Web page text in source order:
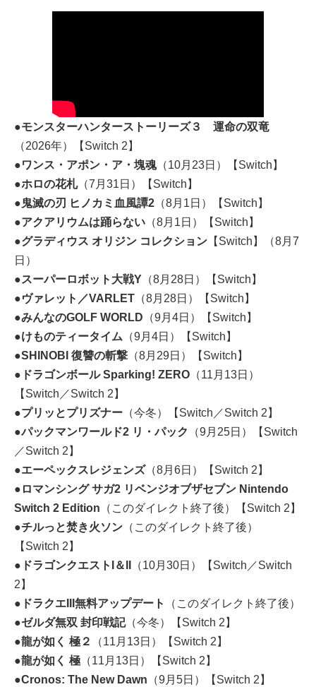
●モンスターハンターストーリーズ３ 運命の双竜
（2026年）【Switch 2】
●ワンス・アポン・ア・塊魂（10月23日）【Switch】
●ホロの花札（7月31日）【Switch】
●鬼滅の刃 ヒノカミ血風譚2 （8月1日）【Switch】
●アクアリウムは踊らない （8月1日）【Switch】
●グラディウス オリジン コレクション 【Switch】（8月7
日）
●スーパーロボット大戦Y （8月28日）【Switch】
●ヴァレット／VARLET （8月28日）【Switch】
●みんなのGOLF WORLD （9月4日）【Switch】
●けものティータイム （9月4日）【Switch】
●SHINOBI 復讐の斬撃 （8月29日）【Switch】
●ドラゴンボール Sparking! ZERO （11月13日）
【Switch／Switch 2】
●プリッとプリズナー （今冬）【Switch／Switch 2】
●パックマンワールド2 リ・パック
（9月25日）【Switch
／Switch 2】
●エーペックスレジェンズ（8月6日）【Switch 2】
●ロマンシング サガ2 リベンジオブザセブン Nintendo
Switch 2 Edition （このダイレクト終了後）【Switch 2】
●チルっと焚き火ソン （このダイレクト終了後）
【Switch 2】
●ドラゴンクエストI＆II
（10月30日）【Switch／Switch
2】
●ドラクエIII無料アップデート
（このダイレクト終了後）
●ゼルダ無双 封印戦記（今冬）【Switch 2】
●龍が如く 極２
（11月13日）【Switch 2】
●龍が如く 極 （11月13日）【Switch 2】
●Cronos: The New Dawn （9月5日）【Switch 2】